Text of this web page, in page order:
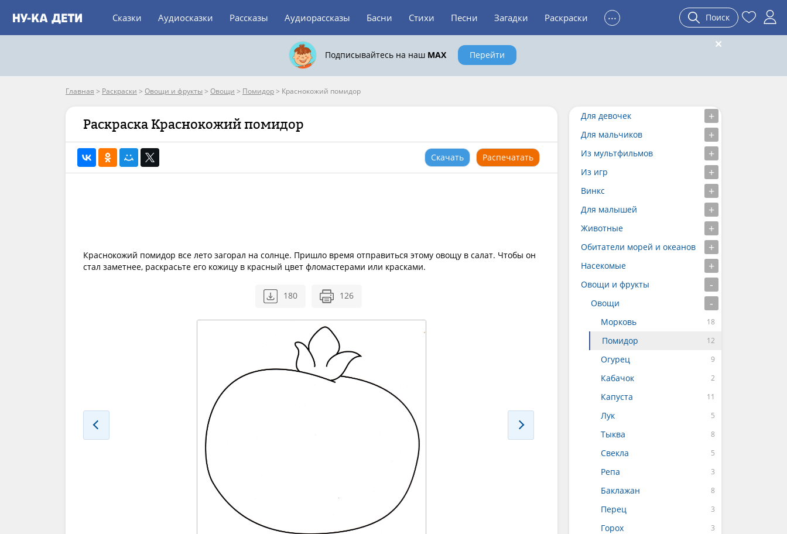
Сказки Аудиосказки Рассказы Аудиорассказы Басни Стихи Песни Загадки Раскраски ... Поиск
Подписывайтесь на наш MAX Перейти
Главная > Раскраски > Овощи и фрукты > Овощи > Помидор> Краснокожий помидор
Раскраска Краснокожий помидор
Скачать Распечатать
Краснокожий помидор все лето загорал на солнце. Пришло время отправиться этому овощу в салат. Чтобы он
стал заметнее, раскрасьте его кожицу в красный цвет фломастерами или красками.
180 126
Для девочек
Для мальчиков
Из мультфильмов
Из игр
Винкс
Для малышей
Животные
Обитатели морей и океанов
Насекомые
Овощи и фрукты
Овощи
Морковь
Помидор
Огурец
Кабачок
Капуста
Лук
Тыква
Свекла
Репа
Баклажан
Перец
Горох